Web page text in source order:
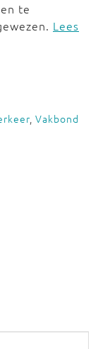
te
Lees
, Vakbond